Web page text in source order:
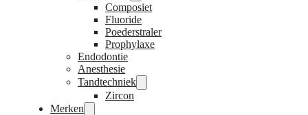
Composiet
Fluoride
Poederstraler
Prophylaxe
Endodontie
Anesthesie
Tandtechniek
Zircon
Merken